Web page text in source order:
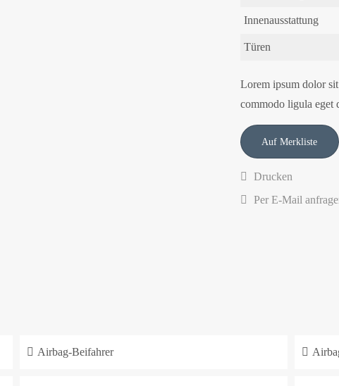
Innenausstattung
Türen
Lorem ipsum dolor
commodo ligula eget
Drucken
Per E-Mail
Airbag-Beifahrer